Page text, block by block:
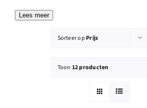
Reparatie
website te bestellen.
Lees meer
Sorteer op Prijs
Toon 12 producten